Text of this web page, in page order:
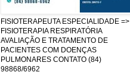
FISIOTERAPEUTA ESPECIALIDADE =>
FISIOTERAPIA RESPIRATÓRIA
AVALIAÇÃO E TRATAMENTO DE
PACIENTES COM DOENÇAS
PULMONARES CONTATO (84)
98868/6962